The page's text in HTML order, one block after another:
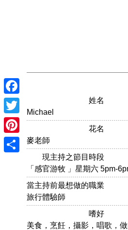
Facebook
Twitter
Pinterest
姓名
Michael
花名
麥老師
現主持之節目時段
「感官游牧 」星期六 5pm-
當主持前最想做的職業
旅行體驗師
嗜好
美食，烹飪，攝影，唱歌，